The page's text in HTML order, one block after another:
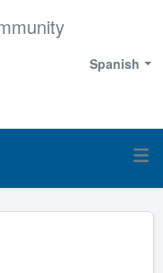
Spanish